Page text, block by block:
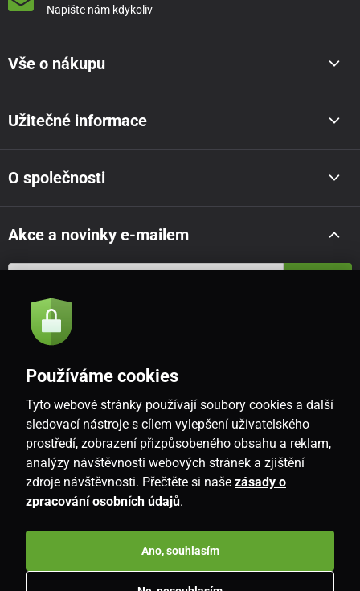
Napište nám kdykoliv
Vše o nákupu
Užitečné informace
O společnosti
Akce a novinky e-mailem
Souhlasím se
CZ
www.i-living.cz. Všechna práva vyhrazena.
Používáme cookies
Tyto webové stránky používají soubory cookies a další
sledovací nástroje s cílem vylepšení uživatelského
prostředí, zobrazení přizpůsobeného obsahu a reklam,
analýzy návštěvnosti webových stránek a zjištění
zdroje návštěvnosti. Přečtěte si naše zásady o
zpracování osobních údajů.
Ano, souhlasím